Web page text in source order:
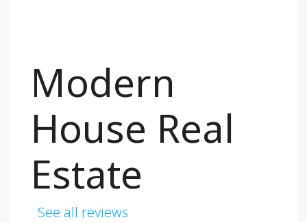
Modern
House Real
Estate
See all reviews